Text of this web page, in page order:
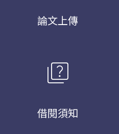
論文上傳
quiz
借閱須知